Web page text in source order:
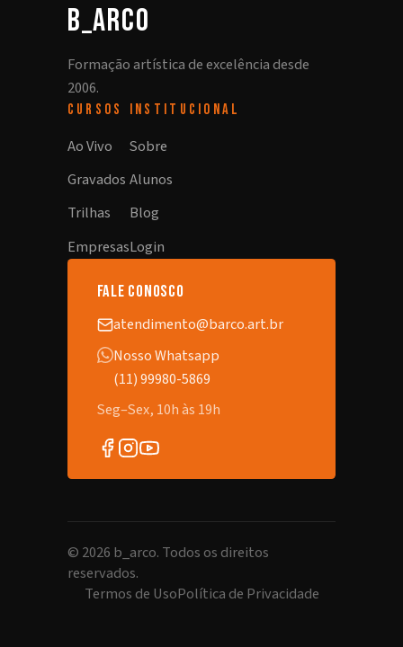
b_arco
Formação artística de excelência desde
2006.
CURSOS
Ao Vivo
Gravados
Trilhas
Empresas
INSTITUCIONAL
Sobre
Alunos
Blog
Login
fale conosco
atendimento@barco.art.br
Nosso Whatsapp
(11) 99980-5869
Seg–Sex, 10h às 19h
© 2026 b_arco. Todos os direitos
reservados.
Termos de UsoPolítica de Privacidade